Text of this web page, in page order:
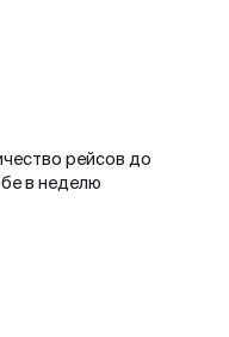
рейсов до
в неделю